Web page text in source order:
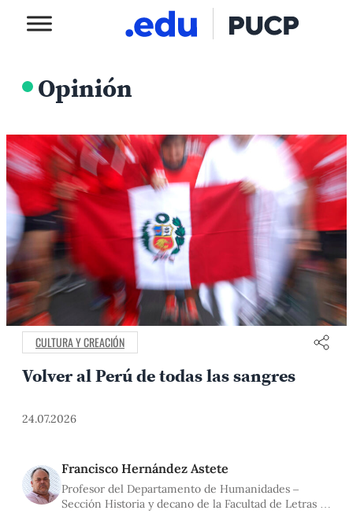
Opinión
CULTURA Y CREACIÓN
Volver al Perú de todas las sangres
24.07.2026
Francisco Hernández Astete
Profesor del Departamento de Humanidades –
Sección Historia y decano de la Facultad de Letras y